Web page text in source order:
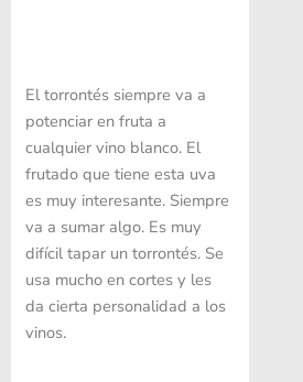
El torrontés siempre va a
potenciar en fruta a
cualquier vino blanco. El
frutado que tiene esta uva
es muy interesante. Siempre
va a sumar algo. Es muy
difícil tapar un torrontés. Se
usa mucho en cortes y les
da cierta personalidad a los
vinos.